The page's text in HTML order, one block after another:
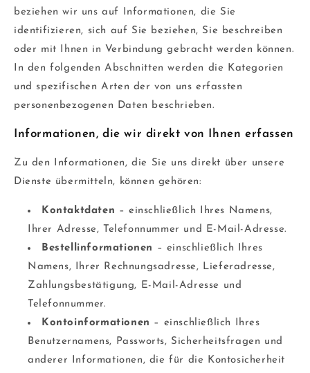
beziehen wir uns auf Informationen, die Sie
identifizieren, sich auf Sie beziehen, Sie beschreiben
oder mit Ihnen in Verbindung gebracht werden können.
In den folgenden Abschnitten werden die Kategorien
und spezifischen Arten der von uns erfassten
personenbezogenen Daten beschrieben.
Informationen, die wir direkt von Ihnen erfassen
Zu den Informationen, die Sie uns direkt über unsere
Dienste übermitteln, können gehören:
Kontaktdaten – einschließlich Ihres Namens,
Ihrer Adresse, Telefonnummer und E-Mail-Adresse.
Bestellinformationen – einschließlich Ihres
Namens, Ihrer Rechnungsadresse, Lieferadresse,
Zahlungsbestätigung, E-Mail-Adresse und
Telefonnummer.
Kontoinformationen – einschließlich Ihres
Benutzernamens, Passworts, Sicherheitsfragen und
anderer Informationen, die für die Kontosicherheit